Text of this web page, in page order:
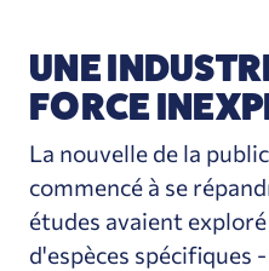
UNE
FORCE
La nouvelle de la
commencé à se
études avaient
d'espèces spécifiques